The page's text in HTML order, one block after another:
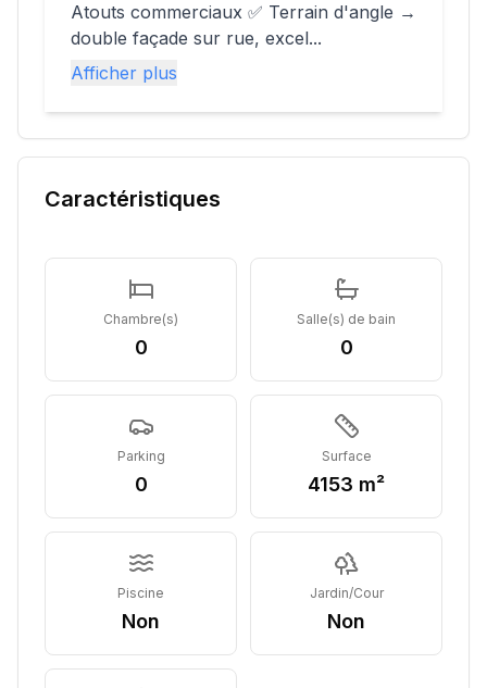
Atouts commerciaux ✅ Terrain d'angle →
double façade sur rue, excel...
Afficher plus
Caractéristiques
Chambre(s)
0
Salle(s) de bain
0
Parking
0
Surface
4153 m²
Piscine
Non
Jardin/Cour
Non